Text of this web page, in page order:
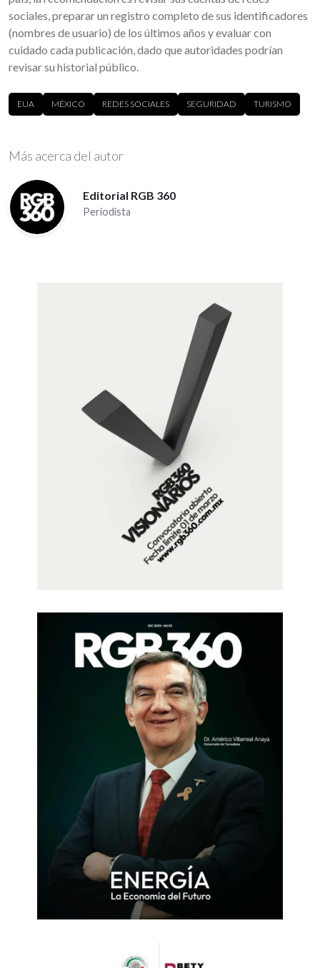
sociales, preparar un registro completo de sus identificadores
(nombres de usuario) de los últimos años y evaluar con
cuidado cada publicación, dado que autoridades podrían
revisar su historial público.
EUA MÉXICO REDES SOCIALES SEGURIDAD TURISMO
Más acerca del autor
Editorial RGB 360
Periodista